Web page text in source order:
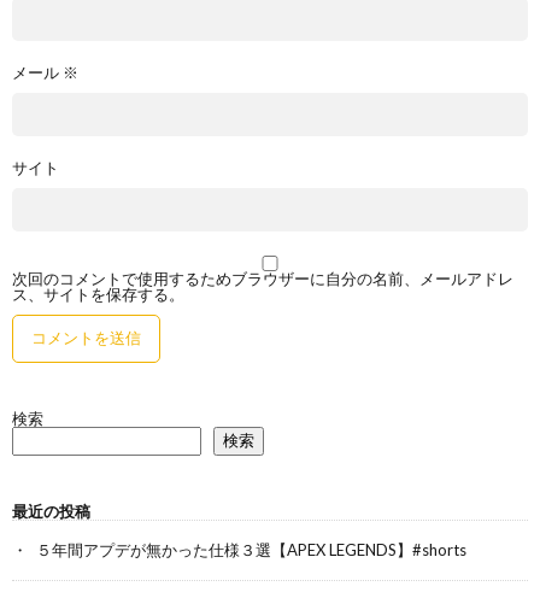
メール ※
サイト
次回のコメントで使用するためブラウザーに自分の名前、メールアドレ
ス、サイトを保存する。
検索
検索
最近の投稿
５年間アプデが無かった仕様３選【APEX LEGENDS】#shorts